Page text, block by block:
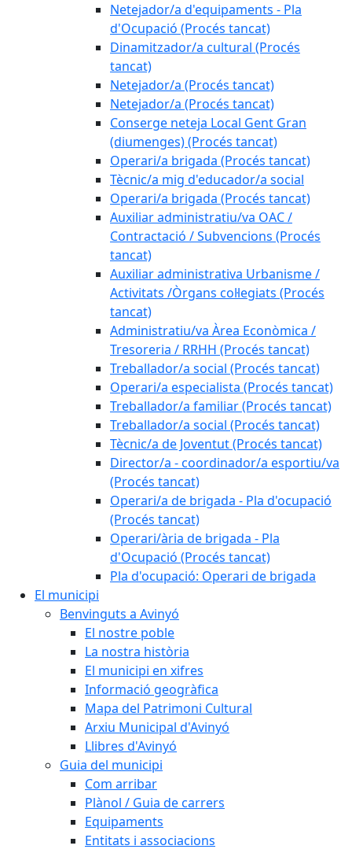
Netejador/a d'equipaments - Pla
d'Ocupació (Procés tancat)
Dinamitzador/a cultural (Procés
tancat)
Netejador/a (Procés tancat)
Netejador/a (Procés tancat)
Conserge neteja Local Gent Gran
(diumenges) (Procés tancat)
Operari/a brigada (Procés tancat)
Tècnic/a mig d'educador/a social
Operari/a brigada (Procés tancat)
Auxiliar administratiu/va OAC /
Contractació / Subvencions (Procés
tancat)
Auxiliar administrativa Urbanisme /
Activitats /Òrgans col·legiats (Procés
tancat)
Administratiu/va Àrea Econòmica /
Tresoreria / RRHH (Procés tancat)
Treballador/a social (Procés tancat)
Operari/a especialista (Procés tancat)
Treballador/a familiar (Procés tancat)
Treballador/a social (Procés tancat)
Tècnic/a de Joventut (Procés tancat)
Director/a - coordinador/a esportiu/va
(Procés tancat)
Operari/a de brigada - Pla d'ocupació
(Procés tancat)
Operari/ària de brigada - Pla
d'Ocupació (Procés tancat)
Pla d'ocupació: Operari de brigada
El municipi
Benvinguts a Avinyó
El nostre poble
La nostra història
El municipi en xifres
Informació geogràfica
Mapa del Patrimoni Cultural
Arxiu Municipal d'Avinyó
Llibres d'Avinyó
Guia del municipi
Com arribar
Plànol / Guia de carrers
Equipaments
Entitats i associacions